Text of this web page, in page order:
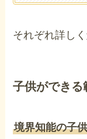
それぞれ詳し
子供ができる
境界知能の子